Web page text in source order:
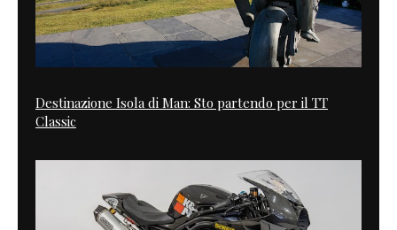
Destinazione Isola di Man: Sto partendo per il TT
Classic